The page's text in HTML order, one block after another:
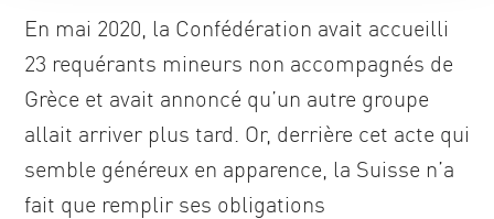
En mai 2020, la Confédération avait accueilli
23 requérants mineurs non accompagnés de
Grèce et avait annoncé qu’un autre groupe
allait arriver plus tard. Or, derrière cet acte qui
semble généreux en apparence, la Suisse n’a
fait que remplir ses obligations